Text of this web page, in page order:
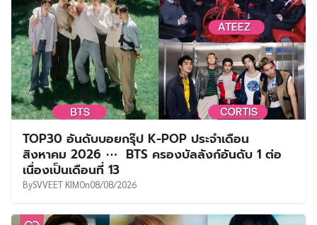
TOP30 อันดับบอยกรุ๊ป K-POP ประจำเดือน
สิงหาคม 2026 ⋯ BTS ครองบัลลังก์อันดับ 1 ต่อ
เนื่องเป็นเดือนที่ 13
BySVVEET KIMOn08/08/2026